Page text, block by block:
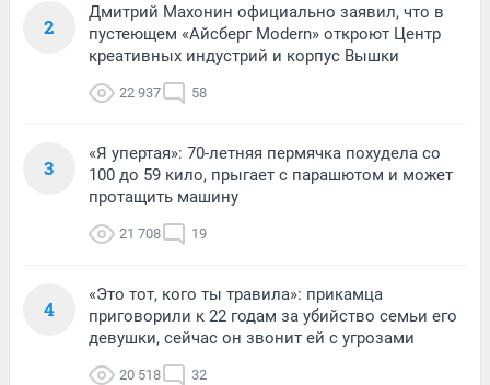
2
Дмитрий Махонин официально заявил, что в
пустеющем «Айсберг Modern» откроют Центр
креативных индустрий и корпус Вышки
22 937 58
3
«Я упертая»: 70-летняя пермячка похудела со
100 до 59 кило, прыгает с парашютом и может
протащить машину
21 708 19
4
«Это тот, кого ты травила»: прикамца
приговорили к 22 годам за убийство семьи его
девушки, сейчас он звонит ей с угрозами
20 518 32